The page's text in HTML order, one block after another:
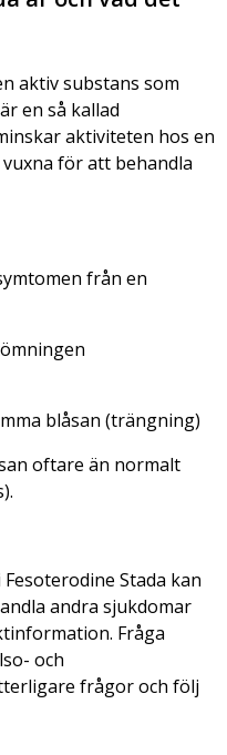
aktiv substans som
en så kallad
aktiviteten hos en
för att behandla
från en
blåsan (trängning)
oftare än normalt
Stada kan
andra sjukdomar
Fråga
och
frågor och följ